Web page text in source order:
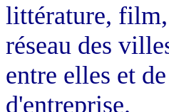
littérature,
réseau des
entre elles et
d'entreprise.